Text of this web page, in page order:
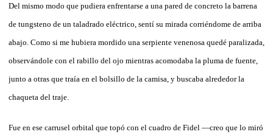
Del mismo modo que pudiera enfrentarse a una pared de concreto la barrena
de tungsteno de un taladrado eléctrico, sentí su mirada corriéndome de arriba
abajo. Como si me hubiera mordido una serpiente venenosa quedé paralizada,
observándole con el rabillo del ojo mientras acomodaba la pluma de fuente,
junto a otras que traía en el bolsillo de la camisa, y buscaba alrededor la
chaqueta del traje.
Fue en ese carrusel orbital que topó con el cuadro de Fidel —creo que lo miró